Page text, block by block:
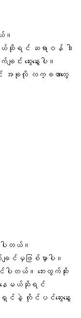
။
လာမယ်ဆိုရင် ဆရာဝန် ဒါ
င်း ဆွေးနွေးပါ။
အခုလို လက္ခဏာတွေ
ါတယ်။
ချင်မှဖြစ်မှာပါ။
င်ပါတယ်။ ဘေးထွက်ဆိုး
နေမယ်ဆိုရင်
ရှင်နဲ့ တိုင်ပင်ဆွေးနွေး